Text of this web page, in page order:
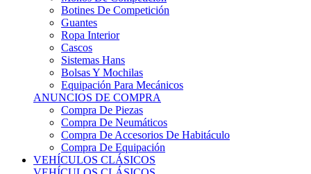
Guantes
Ropa Interior
Cascos
Sistemas Hans
Bolsas Y Mochilas
Equipación Para Mecánicos
ANUNCIOS DE COMPRA
Compra De Piezas
Compra De Neumáticos
Compra De Accesorios De Habitáculo
Compra De Equipación
VEHÍCULOS CLÁSICOS
VEHÍCULOS CLÁSICOS
Clásicos De Calle